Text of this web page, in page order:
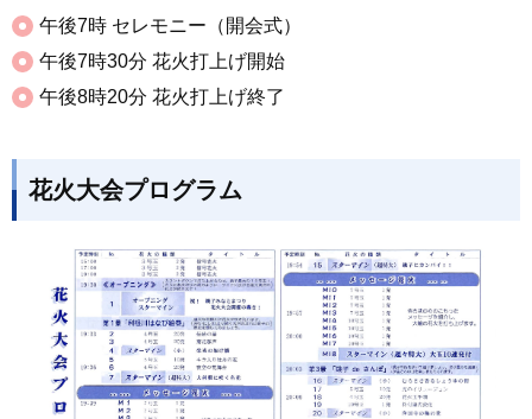
午後7時 セレモニー（開会式）
午後7時30分 花火打上げ開始
午後8時20分 花火打上げ終了
花火大会プログラム